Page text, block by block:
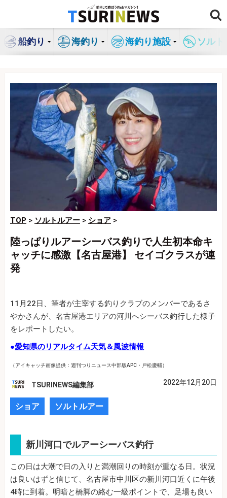
ン
船釣り 海釣り 海釣り施設 ソル
TOP > ソルトルアー > ショア >
陸っぱりルアーシーバス釣りで人生初本命キ
ャッチに感激【名古屋港】 セイゴクラスが連
発
11月22日、筆者が主宰する釣りクラブのメンバーであるさ
やかさんが、名古屋港エリアの河川へシーバス釣行した様子
をレポートしたい。
●愛知県のリアルタイム天気＆風波情報
（アイキャッチ画像提供：週刊つりニュース中部版APC・戸松慶輔）
TSURINEWS編集部 2022年12月20日
ショア ソルトルアー
新川河口でルアーシーバス釣行
この日は大潮で日の入りと満潮回りの時刻が重なる日。状況
は良いはずと信じて、名古屋市中川区の新川河口近くに午後
4時に到着。明暗と橋脚の絡む一級ポイントで、足場も良い